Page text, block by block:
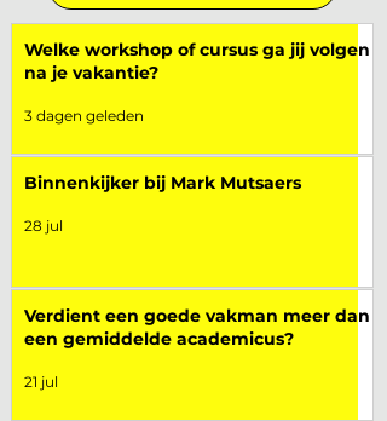
Welke workshop of cursus ga jij volgen
na je vakantie?
3 dagen geleden
Binnenkijker bij Mark Mutsaers
28 jul
Verdient een goede vakman meer dan
een gemiddelde academicus?
21 jul